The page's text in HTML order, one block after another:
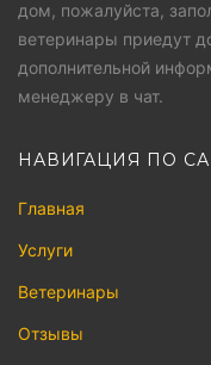
дом, пожалуйста,
ветеринары приедут
дополнительной
менеджеру в чат.
НАВИГАЦИЯ ПО
Главная
Услуги
Ветеринары
Отзывы